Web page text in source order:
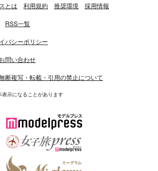
とは 利用規約 推奨環境 採用情報
RSS一覧
バシーポリシー
問い合わせ
断複写・転載・引用の禁止について
示になることがあります